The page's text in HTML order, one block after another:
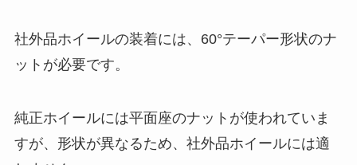
社外品ホイールの装着には、60°テーパー形状のナ
ットが必要です。
純正ホイールには平面座のナットが使われていま
すが、形状が異なるため、社外品ホイールには適